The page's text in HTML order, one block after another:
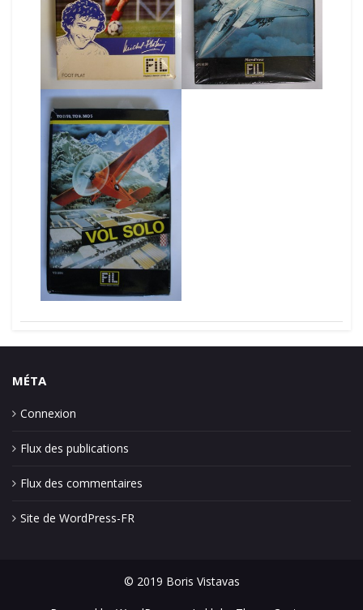
MÉTA
Connexion
Flux des publications
Flux des commentaires
Site de WordPress-FR
© 2019 Boris Vistavas